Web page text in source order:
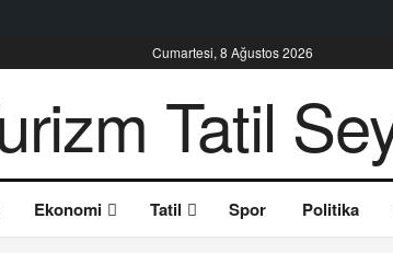
Cumartesi, 8 Ağustos 2026
Ekonomi Tatil Spor Politika